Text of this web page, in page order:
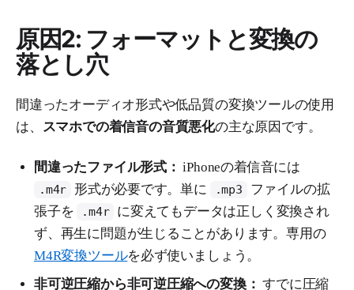
原因2: フォーマットと変換の
落とし穴
間違ったオーディオ形式や低品質の変換ツールの使用
は、 スマホでの着信音の音質悪化の主な原因です。
間違ったファイル形式： iPhoneの着信音には
.m4r 形式が必要です。単に .mp3
ファイルの拡
張子を
.m4r に変えてもデータは正しく変換され
ず、再生に問題が生じることがあります。専用の
M4R変換ツールを必ず使いましょう。
非可逆圧縮から非可逆圧縮への変換： すでに圧縮